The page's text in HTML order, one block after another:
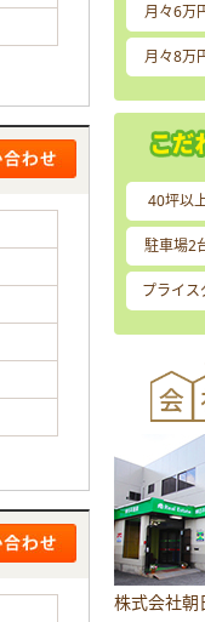
月々6万
月々8万
40坪以
駐車場2
プライス
株式会社朝